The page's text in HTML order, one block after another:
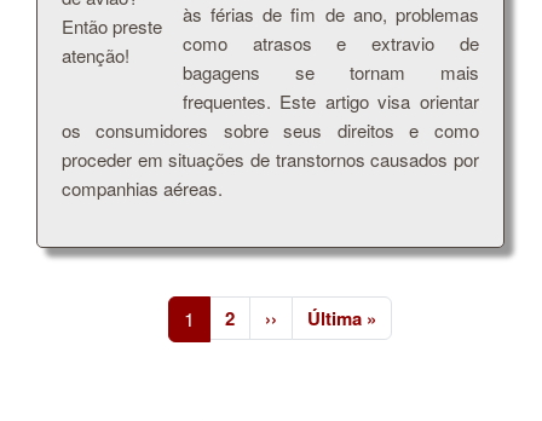
às férias de fim de ano, problemas
como atrasos e extravio de
bagagens se tornam mais
frequentes. Este artigo visa orientar
os consumidores sobre seus direitos e como
proceder em situações de transtornos causados por
companhias aéreas.
1 2 ›› Próxima página
Última »